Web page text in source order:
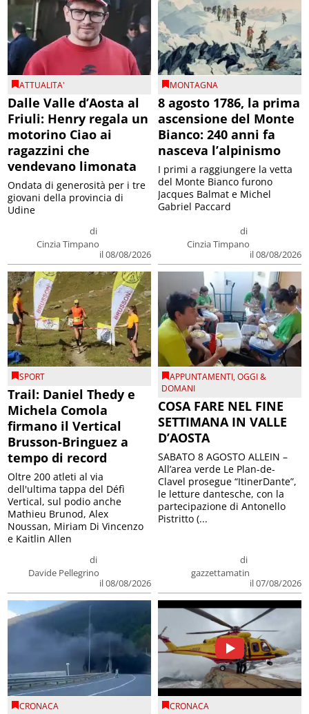
ATTUALITA'
Dalle Valle d’Aosta al
Friuli: Henry regala un
motorino Ciao ai
ragazzini che
vendevano limonata
di
Cinzia Timpano
il 08/08/2026
Ondata di generosità per i tre
giovani della provincia di
Udine
MONTAGNA
8 agosto 1786, la prima
ascensione del Monte
Bianco: 240 anni fa
nasceva l’alpinismo
di
Cinzia Timpano
il 08/08/2026
I primi a raggiungere la vetta
del Monte Bianco furono
Jacques Balmat e Michel
Gabriel Paccard
SPORT
Trail: Daniel Thedy e
Michela Comola
firmano il Vertical
Brusson-Bringuez a
tempo di record
di
Davide Pellegrino
il 08/08/2026
Oltre 200 atleti al via
dell'ultima tappa del Défì
Vertical, sul podio anche
Mathieu Brunod, Alex
Noussan, Miriam Di Vincenzo
e Kaitlin Allen
APPUNTAMENTI,OGGI &
DOMANI
COSA FARE NEL FINE
SETTIMANA IN VALLE
D’AOSTA
di
gazzettamatin
il 07/08/2026
SABATO 8 AGOSTO ALLEIN –
All’area verde Le Plan-de-
Clavel prosegue “ItinerDante”,
le letture dantesche, con la
partecipazione di Antonello
Pistritto (...
CRONACA CRONACA